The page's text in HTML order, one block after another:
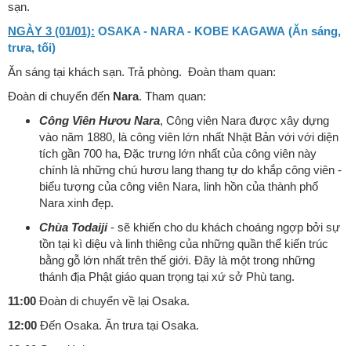
sạn.
NGÀY 3 (01/01): OSAKA - NARA - KOBE KAGAWA (Ăn sáng,
trưa, tối)
Ăn sáng tại khách sạn. Trả phòng. Đoàn tham quan:
Đoàn di chuyển đến Nara. Tham quan:
Công Viên Hươu Nara, Công viên Nara được xây dựng
vào năm 1880, là công viên lớn nhất Nhật Bản với với diện
tích gần 700 ha, Đặc trưng lớn nhất của công viên này
chính là những chú hươu lang thang tự do khắp công viên -
biểu tượng của công viên Nara, linh hồn của thành phố
Nara xinh đẹp.
Chùa Todaiji- sẽ khiến cho du khách choáng ngợp bởi sự
tồn tại kì diệu và linh thiêng của những quần thể kiến trúc
bằng gỗ lớn nhất trên thế giới. Đây là một trong những
thánh địa Phật giáo quan trọng tại xứ sở Phù tang.
11:00 Đoàn di chuyển về lại Osaka.
12:00 Đến Osaka. Ăn trưa tại Osaka.